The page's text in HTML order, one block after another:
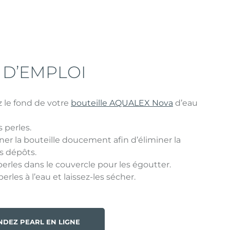
le fond de votre bouteille AQUALEX Nova d’eau
perles.
la bouteille doucement afin d’éliminer la
dépôts.
dans le couvercle pour les égoutter.
à l’eau et laissez-les sécher.
PEARL EN LIGNE